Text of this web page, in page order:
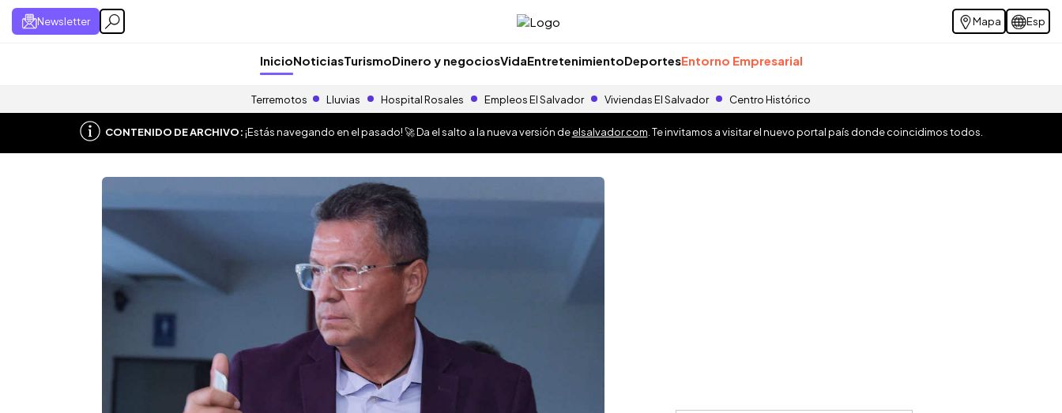
Newsletter Mapa Esp
InicioNoticiasTurismoDinero y negociosVidaEntretenimientoDeportesEntorno Empresarial
Terremotos Lluvias Hospital Rosales Empleos El Salvador Viviendas El Salvador Centro Histórico
CONTENIDO DE ARCHIVO:¡Estás navegando en el pasado! 🚀 Da el salto a la nueva versión deelsalvador.com . Te invitamos a visitar el nuevo portal país donde coincidimos todos.